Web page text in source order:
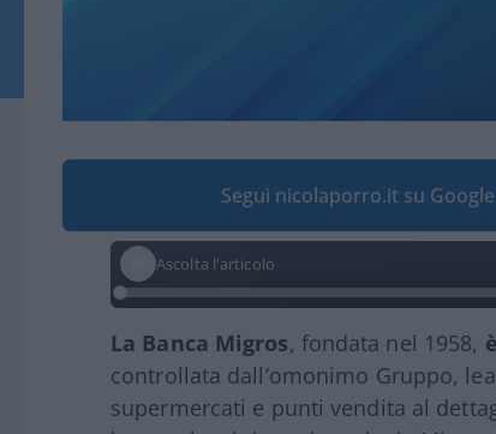
Segui nicolaporro.it su Google
Ascolta l'articolo
La Banca Migros, fondata nel 1958,
controllata dall’omonimo Gruppo,
supermercati e punti vendita al